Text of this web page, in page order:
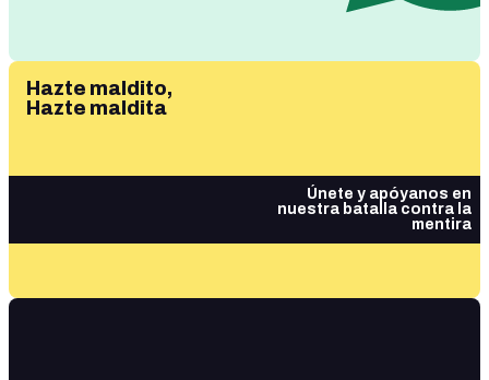
Hazte maldito,
Hazte maldita
Únete y apóyanos en
nuestra batalla contra la
mentira